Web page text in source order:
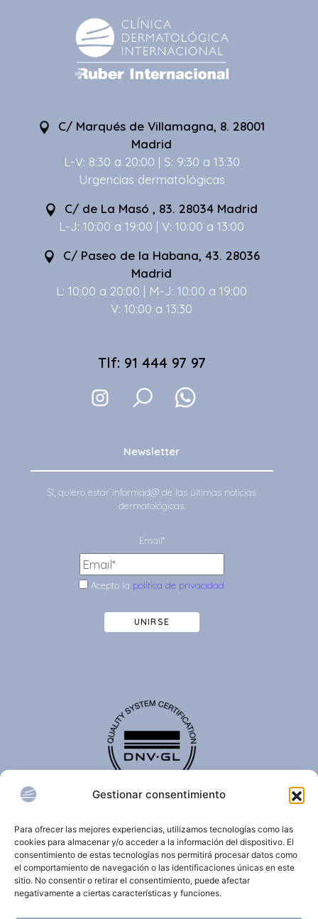
Gestionar consentimiento
Para ofrecer las mejores experiencias, utilizamos tecnologías como las
cookies para almacenar y/o acceder a la información del dispositivo. El
consentimiento de estas tecnologías nos permitirá procesar datos como
el comportamiento de navegación o las identificaciones únicas en este
sitio. No consentir o retirar el consentimiento, puede afectar
negativamente a ciertas características y funciones.
C/ Marqués de Villamagna, 8. 28001
Madrid
L-V: 8:30 a 20:00 | S: 9:30 a 13:30
Urgencias dermatológicas
C/ de La Masó , 83. 28034 Madrid
L-J: 10:00 a 19:00 | V: 10:00 a 13:00
C/ Paseo de la Habana, 43. 28036
Madrid
L: 10:00 a 20:00 | M-J: 10:00 a 19:00
V: 10:00 a 13:30
Tlf: 91 444 97 97
Newsletter
Sí, quiero estar informad@ de las últimas noticias
dermatológicas.
Email*
Acepto la política de privacidad
UNIRSE
internacionalmente y confirma que una organización
cumple con estándares de calidad, seguridad,
sostenibilidad y/o gestión.